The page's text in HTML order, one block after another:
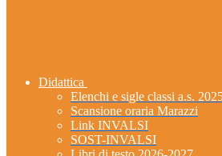
Didattica
Elenchi e sigle classi a.s.
Scansione oraria Marazzi
Link INVALSI
SOST-INVALSI